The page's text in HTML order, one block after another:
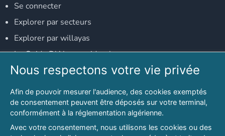
Se connecter
Explorer par secteurs
Explorer par willayas
Le Guide D'Alger, guide-alger.com
NOS RÉSEAUX SOCIAUX
Notre page Facebook
Notre page LinkedIn
Nous respectons votre vie privée
Afin de pouvoir mesurer l'audience, des cookies exemptés
de consentement peuvent être déposés sur votre terminal,
conformément à la réglementation algérienne.
Avec votre consentement, nous utilisons les cookies ou des